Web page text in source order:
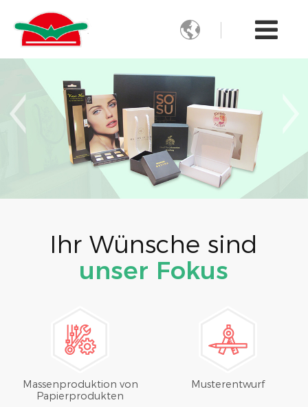

Ihr Wünsche sind
unser Fokus
Massenproduktion von
Papierprodukten
Musterentwurf